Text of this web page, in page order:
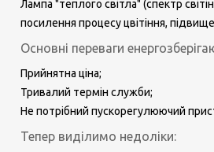
Лампа "теплого світла" (спектр
посилення процесу цвітіння,
Основні переваги
Прийнятна ціна;
Тривалий термін служби;
Не потрібний пускорегулюючий
Тепер виділимо недоліки: